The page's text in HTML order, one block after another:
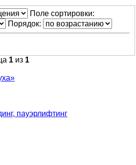
Поле сортировки:
Порядок:
1 из 1
пауэрлифтинг